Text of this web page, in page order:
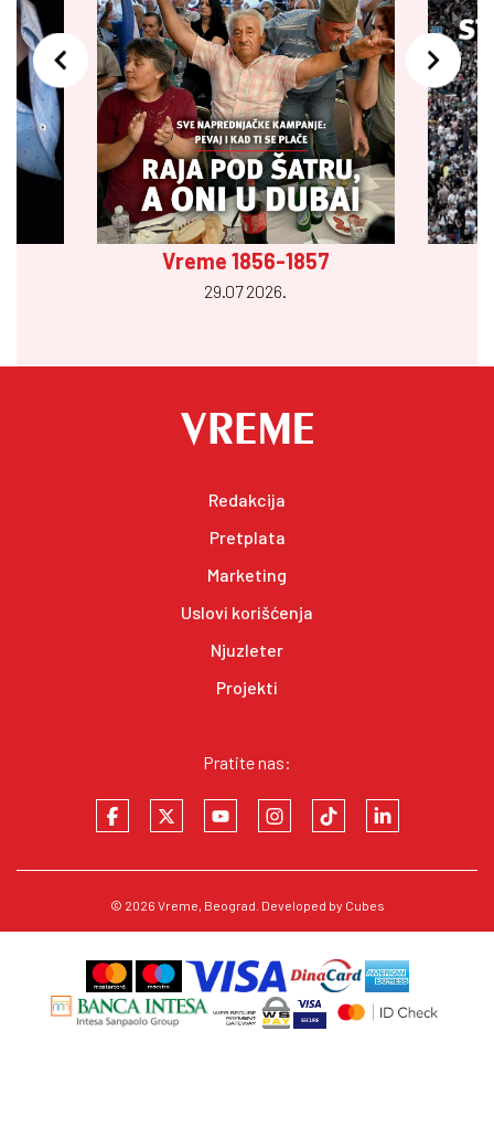
Vreme 1856-1857
29.07 2026.
Redakcija
Pretplata
Marketing
Uslovi korišćenja
Njuzleter
Projekti
Pratite nas:
© 2026 Vreme, Beograd. Developed by Cubes